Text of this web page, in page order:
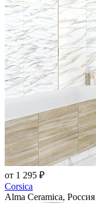
от 1 295 ₽
Corsica
Alma Ceramica, Россия